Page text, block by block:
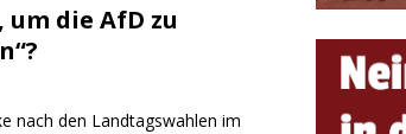
um die AfD zu
nach den Landtagswahlen im